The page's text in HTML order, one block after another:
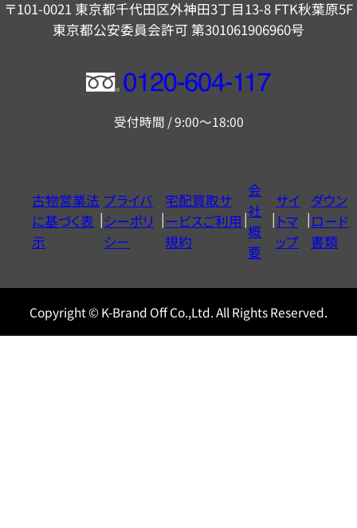
〒101-0021 東京都千代田区外神田3丁目13-8 FTK秋葉原5F
東京都公安委員会許可 第301061906960号
フ
ー
ヤ
ル
0120604117
受付時間 / 9:00～18:00
古物営業法
に基づく表
示
プライバ
シーポリ
シー
宅配買取サ
ービスご利用
規約
会
社
概
要
サイ
トマ
ップ
ダウン
ロード
書類
Copyright © K-Brand Off Co.,Ltd. All Rights Reserved.